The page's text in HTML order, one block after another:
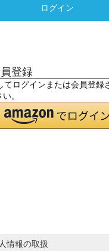
ログイン
登録
ログインまたは会員登録
。
情報の取扱